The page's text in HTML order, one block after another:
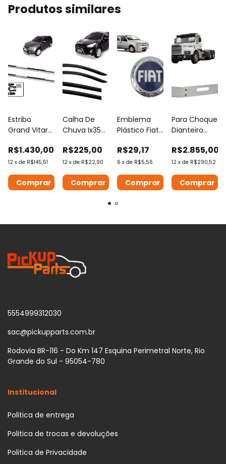
Produtos similares
Estribo
Grand Vitara
Cromado
2009 A 2017
R$1.430,00
12 x de R$145,51
Calha De
Chuva Ix35
Diante 4
Portas
R$225,00
12 x de R$22,90
Emblema
Plástico Fiat
/ Marea
2002 Acima
R$29,17
6 x de R$5,56
Para Choque
Dianteiro
Pintado Sc T
112 / 142
R$2.855,00
12 x de R$290,52
5554999312030
sac@pickupparts.com.br
Rodovia BR-116 - Do Km 147 Esquina Perimetral Norte, Rio
Grande do Sul - 95054-780
Institucional
Politica de entrega
Politica de trocas e devoluções
Politica de Privacidade